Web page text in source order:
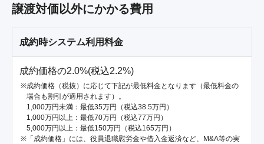
譲渡対価以外にかかる費用
成約時システム利用料金
成約価格の2.0%(税込2.2%)
成約価格（税抜）に応じて下記が最低料金となります（最低料金の
場合も割引が適用されます）。
1,000万円未満：最低35万円（税込38.5万円）
1,000万円以上：最低70万円（税込77万円）
5,000万円以上：最低150万円（税込165万円）
「成約価格」には、役員退職慰労金や借入金返済など、M&A等の実